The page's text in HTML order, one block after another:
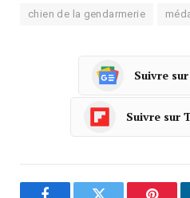
chien de la gendarmerie
Suivre
Suivre sur